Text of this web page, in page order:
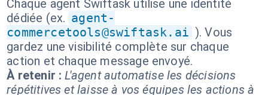
Chaque agent Swiftask utilise une identité
dédiée (ex. agent-
commercetools@swiftask.ai ). Vous
gardez une visibilité complète sur chaque
action et chaque message envoyé.
À retenir : L'agent automatise les décisions
répétitives et laisse à vos équipes les actions à